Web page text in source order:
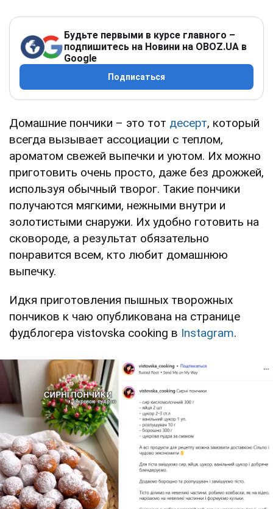
Будьте первыми в курсе главного –
подпишитесь на Новини на OBOZ.UA в
Google
Подписаться
Домашние пончики – это тот десерт, который
всегда вызывает ассоциации с теплом,
ароматом свежей выпечки и уютом. Их можно
приготовить очень просто, даже без дрожжей,
используя обычный творог. Такие пончики
получаются мягкими, нежными внутри и
золотистыми снаружи. Их удобно готовить на
сковороде, а результат обязательно
понравится всем, кто любит домашнюю
выпечку.
Идкя приготовления пышных творожных
пончиков к чаю опубликована на странице
фудблогера vistovska cooking в Instagram.